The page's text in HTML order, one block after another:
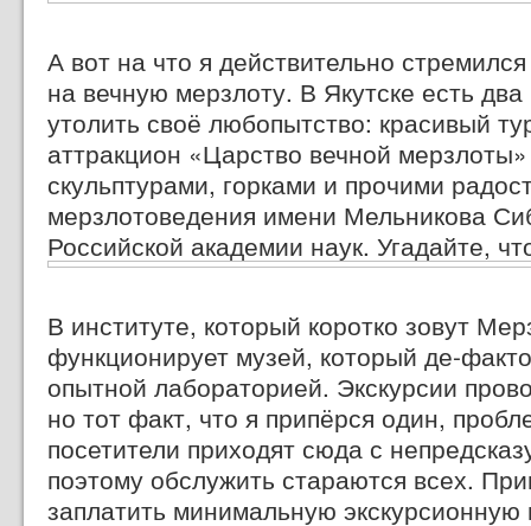
А вот на что я действительно
на вечную мерзлоту. В Якутске есть два
утолить своё любопытство: красивый
аттракцион «Царство вечной
скульптурами, горками и прочими
мерзлотоведения имени Мельникова
Российской академии наук. Угадайте,
В институте, который коротко зовут
функционирует музей, который де-факто
опытной лабораторией. Экскурсии
но тот факт, что я припёрся один,
посетители приходят сюда с
поэтому обслужить стараются всех.
заплатить минимальную